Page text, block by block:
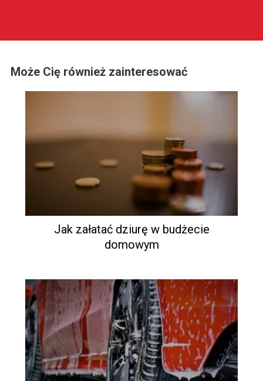
Może Cię również zainteresować
Jak załatać dziurę w budżecie
domowym